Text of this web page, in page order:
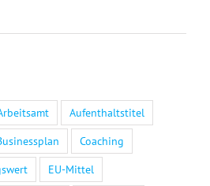
Aufenthaltstitel
Coaching
EU-Mittel